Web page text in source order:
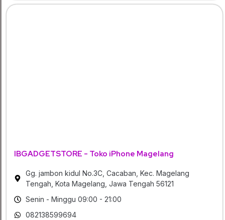
IBGADGETSTORE - Toko iPhone Magelang
Gg. jambon kidul No.3C, Cacaban, Kec. Magelang
Tengah, Kota Magelang, Jawa Tengah 56121
Senin - Minggu 09:00 - 21:00
082138599694